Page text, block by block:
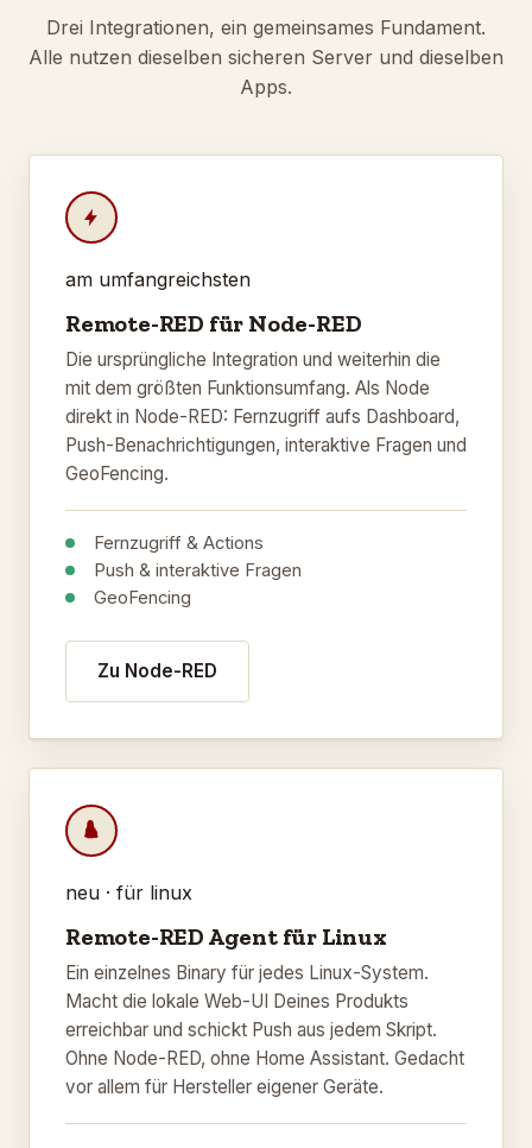
Drei Integrationen, ein gemeinsames Fundament.
Alle nutzen dieselben sicheren Server und dieselben
Apps.
am umfangreichsten
Remote-RED für Node-RED
Die ursprüngliche Integration und weiterhin die
mit dem größten Funktionsumfang. Als Node
direkt in Node-RED: Fernzugriff aufs Dashboard,
Push-Benachrichtigungen, interaktive Fragen und
GeoFencing.
Fernzugriff & Actions
Push & interaktive Fragen
GeoFencing
Zu Node-RED
neu · für linux
Remote-RED Agent für Linux
Ein einzelnes Binary für jedes Linux-System.
Macht die lokale Web-UI Deines Produkts
erreichbar und schickt Push aus jedem Skript.
Ohne Node-RED, ohne Home Assistant. Gedacht
vor allem für Hersteller eigener Geräte.